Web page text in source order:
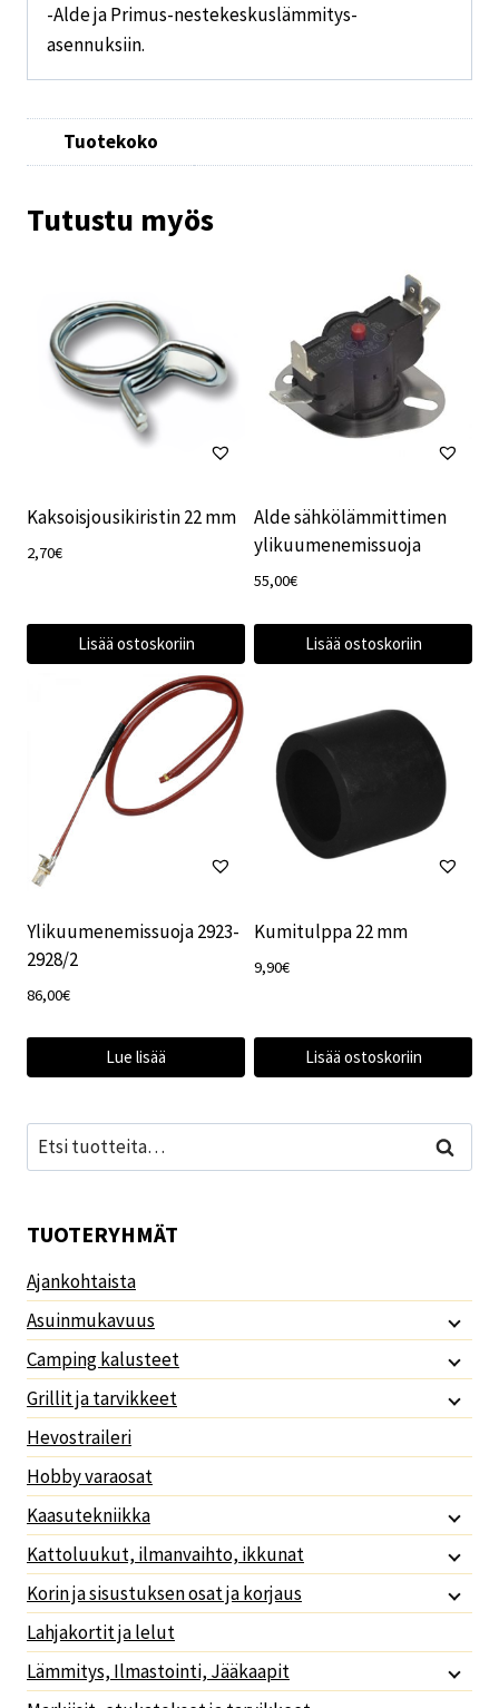
-Alde ja Primus-nestekeskuslämmitys-
asennuksiin.
Tuotekoko
Tutustu myös
Kaksoisjousikiristin 22 mm
2,70€
Lisää ostoskoriin
Alde sähkölämmittimen
ylikuumenemissuoja
55,00€
Lisää ostoskoriin
Ylikuumenemissuoja 2923-
2928/2
86,00€
Lue lisää
Kumitulppa 22 mm
9,90€
Lisää ostoskoriin
Etsi: Haku
TUOTERYHMÄT
Ajankohtaista
Asuinmukavuus
Camping kalusteet
Grillit ja tarvikkeet
Hevostraileri
Hobby varaosat
Kaasutekniikka
Kattoluukut, ilmanvaihto, ikkunat
Korin ja sisustuksen osat ja korjaus
Lahjakortit ja lelut
Lämmitys, Ilmastointi, Jääkaapit